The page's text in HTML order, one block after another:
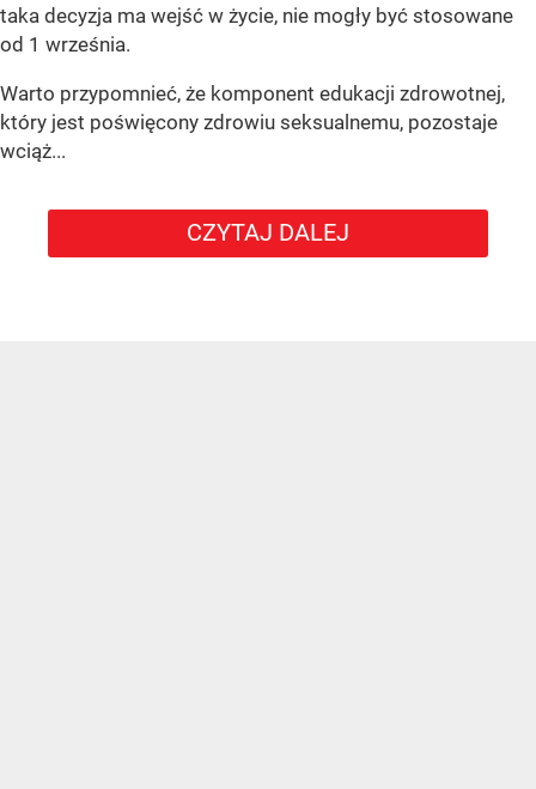
taka decyzja ma wejść w życie, nie mogły być stosowane
od 1 września.
Warto przypomnieć, że komponent edukacji zdrowotnej,
który jest poświęcony zdrowiu seksualnemu, pozostaje
wciąż...
CZYTAJ DALEJ